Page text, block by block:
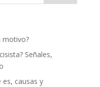
motivo?
Señales,
es, causas y